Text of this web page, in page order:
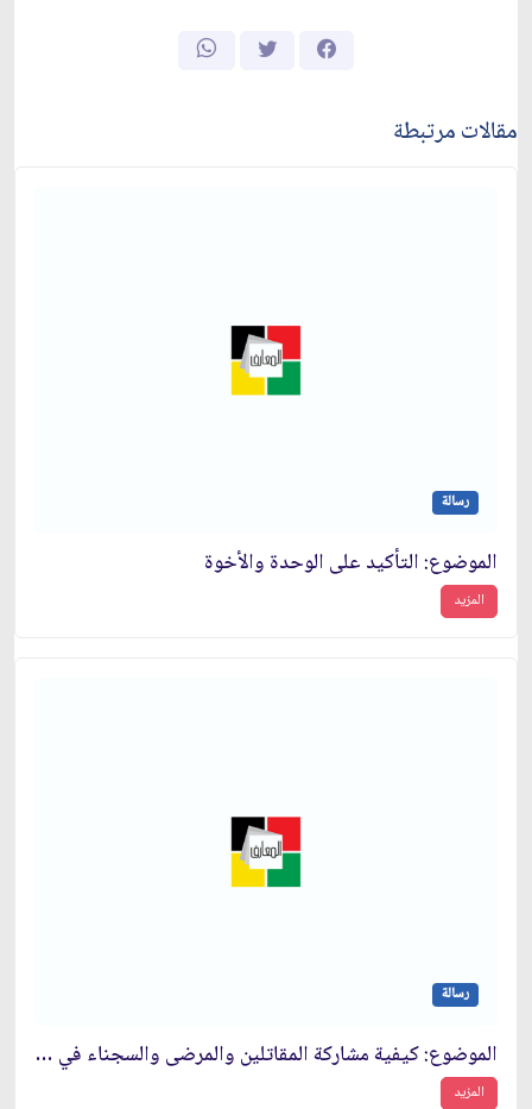
مقالات مرتبطة
رسالة
الموضوع: التأكيد على الوحدة والأخوة
المزيد
رسالة
الموضوع: كيفية مشاركة المقاتلين والمرضى والسجناء في الانتخابات‏
المزيد